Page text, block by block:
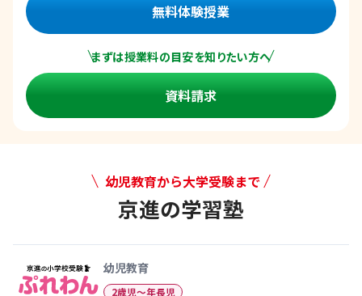
無料体験授業
まずは授業料の目安を知りたい方へ
資料請求
幼児教育から大学受験まで
京進の学習塾
幼児教育
2歳児〜年長児